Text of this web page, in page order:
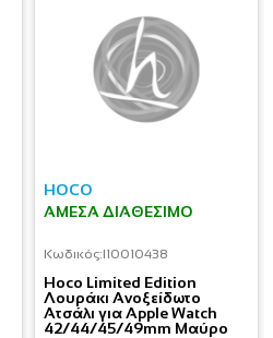
HOCO
ΆΜΕΣΑ ΔΙΑΘΈΣΙΜΟ
Κωδικός:I10010438
Hoco Limited Edition
Λουράκι Ανοξείδωτο
Ατσάλι για Apple Watch
42/44/45/49mm Μαύρο